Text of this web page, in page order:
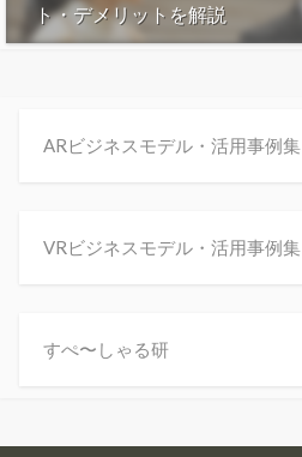
ト・デメリットを解説
ARビジネスモデル・活用事例集
VRビジネスモデル・活用事例集
すぺ〜しゃる研